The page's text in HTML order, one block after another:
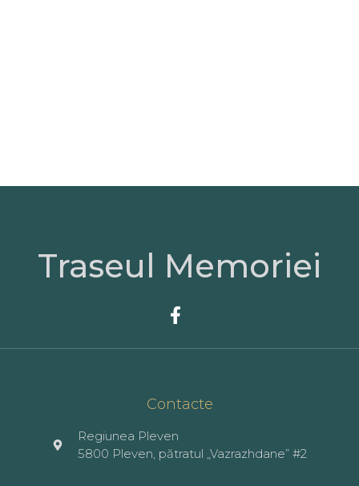
Traseul Memoriei
Contacte
Regiunea Pleven
5800 Pleven, pătratul „Vazrazhdane” #2